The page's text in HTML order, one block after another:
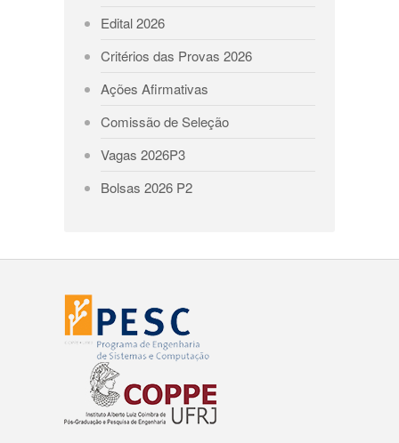
Edital 2026
Critérios das Provas 2026
Ações Afirmativas
Comissão de Seleção
Vagas 2026P3
Bolsas 2026 P2